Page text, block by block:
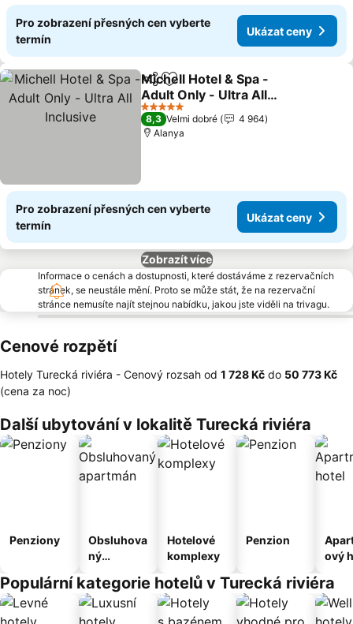
Pro zobrazení přesných cen vyberte
termín
Ukázat ceny
SdíletPřidat na seznam oblíbených
Michell Hotel & Spa -
Adult Only - Ultra All
Inclusive
Ukázat ceny
5 Počet hvězdiček
8,3 Velmi dobré
4 964
Alanya
Pro zobrazení přesných cen vyberte
termín
Ukázat ceny
Zobrazít více
Informace o cenách a dostupnosti, které dostáváme z rezervačních
stránek, se neustále mění. Proto se může stát, že na rezervační
stránce nemusíte najít stejnou nabídku, jakou jste viděli na trivagu.
Cenové rozpětí
Hotely Turecká riviéra - Cenový rozsah od ‎1 728 Kč do ‎50 773 Kč
(cena za noc)
Další ubytování v lokalitě Turecká riviéra
Penziony
Obsluhova
ný
Hotelové
komplexy
Penzion
ový
Populární kategorie hotelů v Turecká riviéra